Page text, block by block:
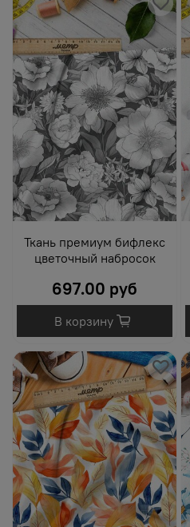
Ткань премиум бифлекс
цветочный набросок
697.00 руб
В корзину